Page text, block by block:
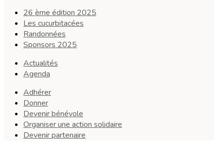
26 ème édition 2025
Les cucurbitacées
Randonnées
Sponsors 2025
Actualités
Agenda
Adhérer
Donner
Devenir bénévole
Organiser une action solidaire
Devenir partenaire